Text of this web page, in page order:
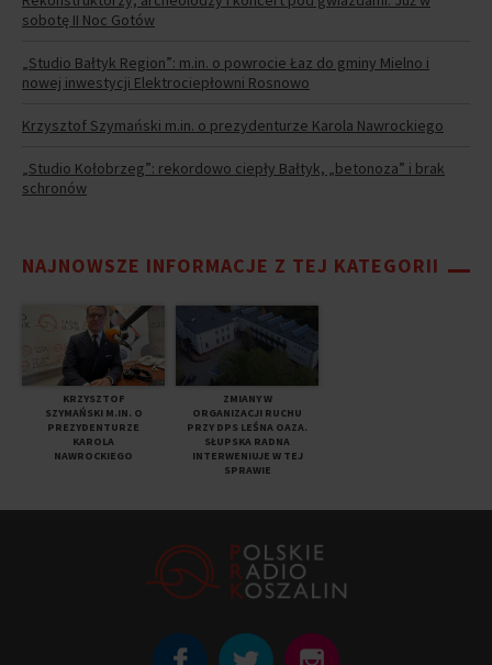
sobotę II Noc Gotów
„Studio Bałtyk Region”: m.in. o powrocie Łaz do gminy Mielno i
nowej inwestycji Elektrociepłowni Rosnowo
Krzysztof Szymański m.in. o prezydenturze Karola Nawrockiego
„Studio Kołobrzeg”: rekordowo ciepły Bałtyk, „betonoza” i brak
schronów
NAJNOWSZE INFORMACJE Z TEJ KATEGORII
KRZYSZTOF
SZYMAŃSKI M.IN. O
PREZYDENTURZE
KAROLA
NAWROCKIEGO
ZMIANY W
ORGANIZACJI RUCHU
PRZY DPS LEŚNA OAZA.
SŁUPSKA RADNA
INTERWENIUJE W TEJ
SPRAWIE